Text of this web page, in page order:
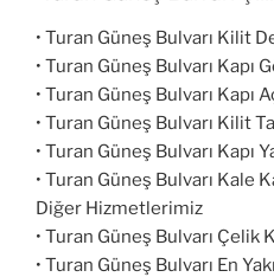
• Turan Güneş Bulvarı Kilit
• Turan Güneş Bulvarı Kapı
• Turan Güneş Bulvarı Kapı
• Turan Güneş Bulvarı Kilit
• Turan Güneş Bulvarı Kapı
• Turan Güneş Bulvarı Kale
Diğer Hizmetlerimiz
• Turan Güneş Bulvarı Çelik
• Turan Güneş Bulvarı En